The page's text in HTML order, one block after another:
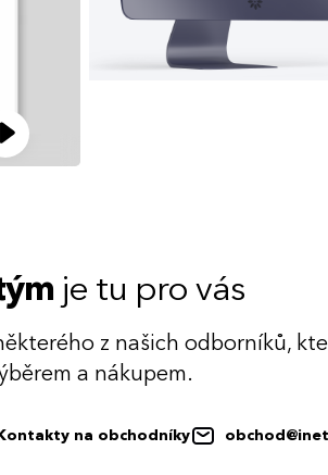
je tu pro vás
z našich odborníků,
a nákupem.
Kontakty na obchodníky